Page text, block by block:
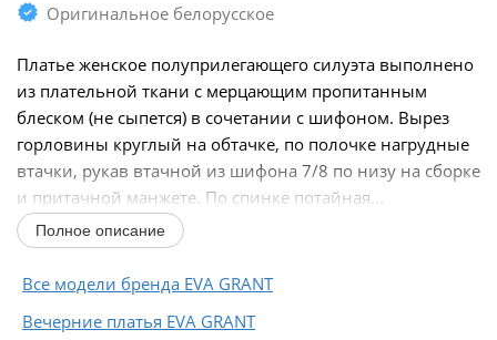
Оригинальное белорусское
Платье женское полуприлегающего силуэта выполнено
из плательной ткани с мерцающим пропитанным
блеском (не сыпется) в сочетании с шифоном. Вырез
горловины круглый на обтачке, по полочке нагрудные
втачки, рукав втачной из шифона 7/8 по низу на сборке
и притачной манжете. По спинке потайная...
Полное описание
Все модели бренда EVA GRANT
Вечерние платья EVA GRANT